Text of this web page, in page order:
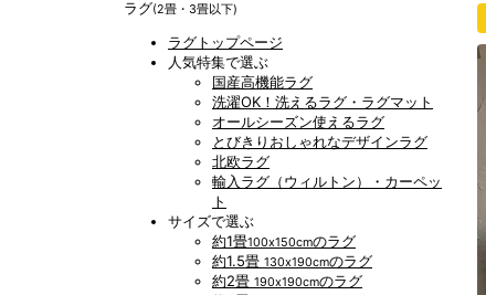
ラグ(2畳・3畳以下)
ラグトップページ
人気特集で選ぶ
国産高機能ラグ
洗濯OK！洗えるラグ・ラグマット
オールシーズン使えるラグ
とびきりおしゃれなデザインラグ
北欧ラグ
輸入ラグ（ウィルトン）・カーペッ
ト
サイズで選ぶ
約1畳100x150cmのラグ
約1.5畳 130x190cmのラグ
約2畳 190x190cmのラグ